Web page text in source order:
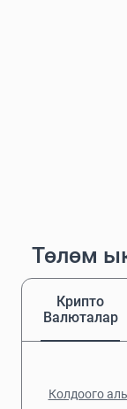
Төлөм
Крипто
Валюталар
Колдоого